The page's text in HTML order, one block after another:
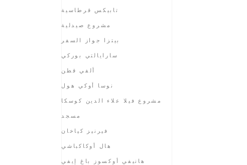
تابيكس قرطاسية
مشروع صيدلية
بيتزا جواز السفر
سارايالتي بوركي
ألفي قطن
نوسا أوكي هول
مشروع فيلا علاء الدين كوسكا
مسجد
فيرنيز كياخان
هال أوكاكباشي
هانيفي أوكسوز باغ إيفي